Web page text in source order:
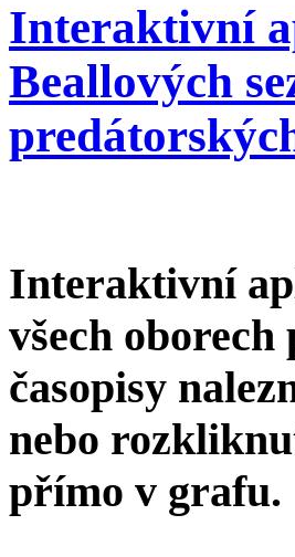
Interaktivní
Beallových
Interaktivní
všech
časopisy
nebo
přímo v grafu.